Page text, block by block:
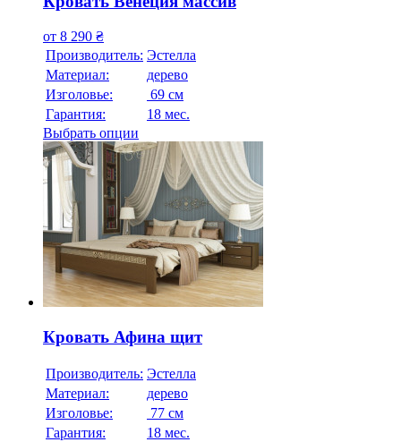
от 8 290 ₴
Производитель: Эстелла
Материал:
дерево
Изголовье:
69 см
Гарантия:
18 мес.
Выбрать опции
Кровать Афина щит
Производитель: Эстелла
Материал:
дерево
Изголовье:
77 см
Гарантия:
18 мес.